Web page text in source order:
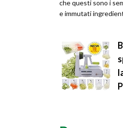
che questi sono i
e immutati